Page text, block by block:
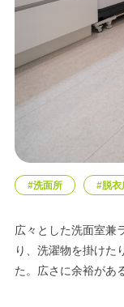
#洗面所 #脱衣
広々とした洗面室兼
り、洗濯物を掛けた
た。広さに余裕があ